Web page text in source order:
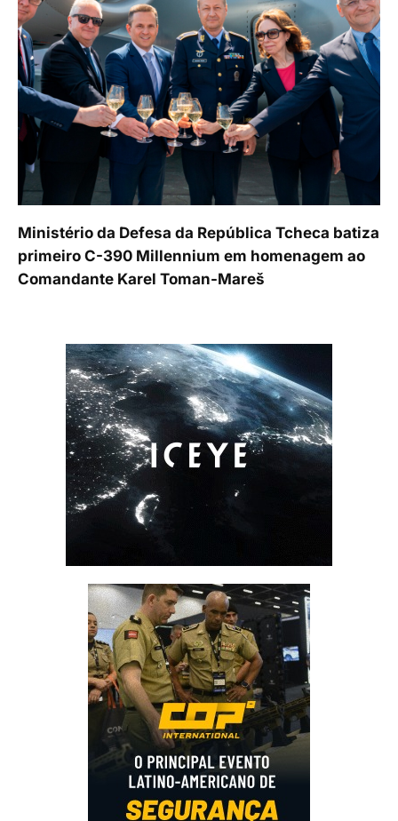
Ministério da Defesa da República Tcheca batiza
primeiro C-390 Millennium em homenagem ao
Comandante Karel Toman-Mareš